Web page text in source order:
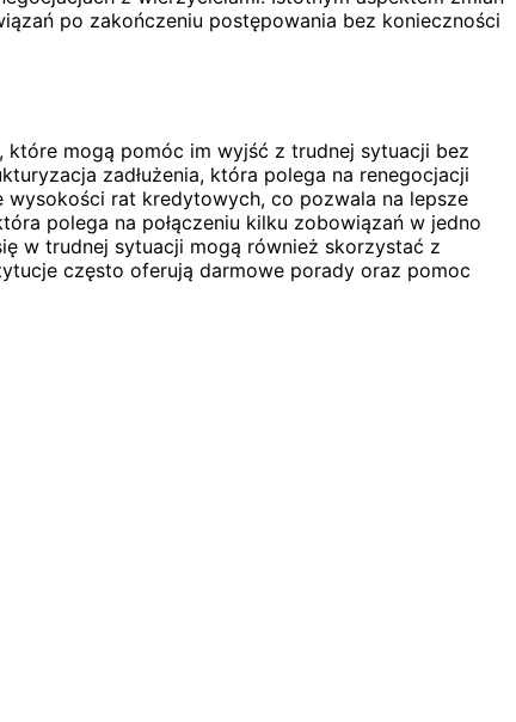
po zakończeniu postępowania bez konieczności
które mogą pomóc im wyjść z trudnej sytuacji bez
zadłużenia, która polega na renegocjacji
wysokości rat kredytowych, co pozwala na lepsze
polega na połączeniu kilku zobowiązań w jedno
w trudnej sytuacji mogą również skorzystać z
często oferują darmowe porady oraz pomoc